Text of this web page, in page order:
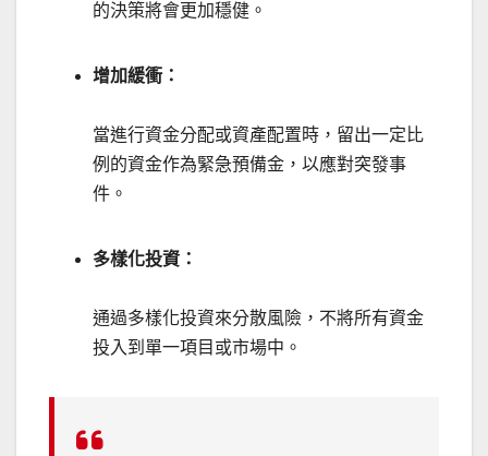
的決策將會更加穩健。
增加緩衝：
當進行資金分配或資產配置時，留出一定比
例的資金作為緊急預備金，以應對突發事
件。
多樣化投資：
通過多樣化投資來分散風險，不將所有資金
投入到單一項目或市場中。